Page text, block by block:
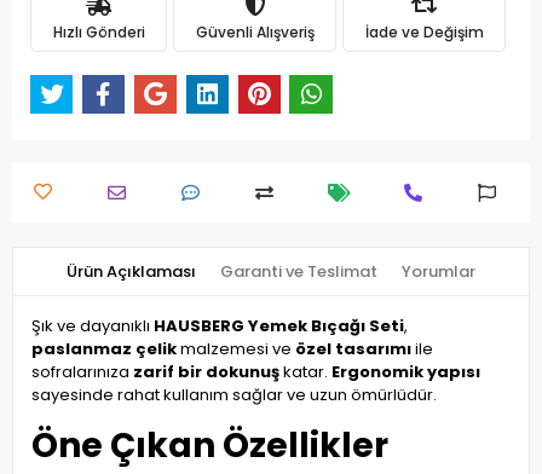
Hızlı Gönderi Güvenli Alışveriş İade ve Değişim
Ürün Açıklaması Garanti ve Teslimat Yorumlar
Şık ve dayanıklı HAUSBERG Yemek Bıçağı Seti,
paslanmaz çelikmalzemesi ve özel tasarımıile
sofralarınıza zarif bir dokunuşkatar. Ergonomik yapısı
sayesinde rahat kullanım sağlar ve uzun ömürlüdür.
Öne Çıkan Özellikler